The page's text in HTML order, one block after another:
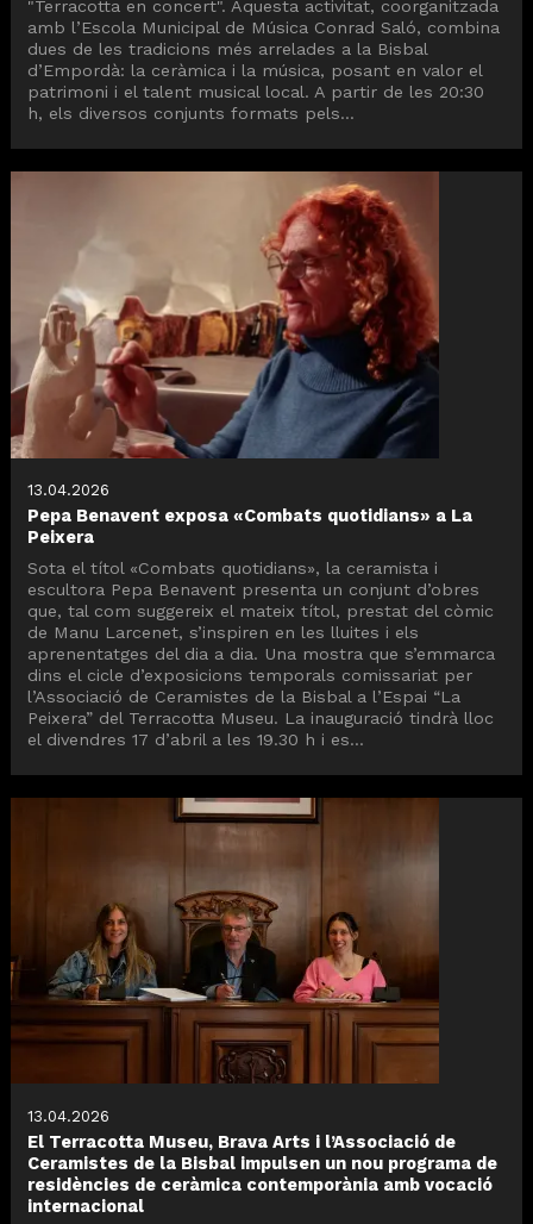
"Terracotta en concert". Aquesta activitat, coorganitzada
amb l’Escola Municipal de Música Conrad Saló, combina
dues de les tradicions més arrelades a la Bisbal
d’Empordà: la ceràmica i la música, posant en valor el
patrimoni i el talent musical local. A partir de les 20:30
h, els diversos conjunts formats pels...
13.04.2026
Pepa Benavent exposa «Combats quotidians» a La
Peixera
Sota el títol «Combats quotidians», la ceramista i
escultora Pepa Benavent presenta un conjunt d’obres
que, tal com suggereix el mateix títol, prestat del còmic
de Manu Larcenet, s’inspiren en les lluites i els
aprenentatges del dia a dia. Una mostra que s’emmarca
dins el cicle d’exposicions temporals comissariat per
l’Associació de Ceramistes de la Bisbal a l’Espai “La
Peixera” del Terracotta Museu. La inauguració tindrà lloc
el divendres 17 d’abril a les 19.30 h i es...
13.04.2026
El Terracotta Museu, Brava Arts i l’Associació de
Ceramistes de la Bisbal impulsen un nou programa de
residències de ceràmica contemporània amb vocació
internacional